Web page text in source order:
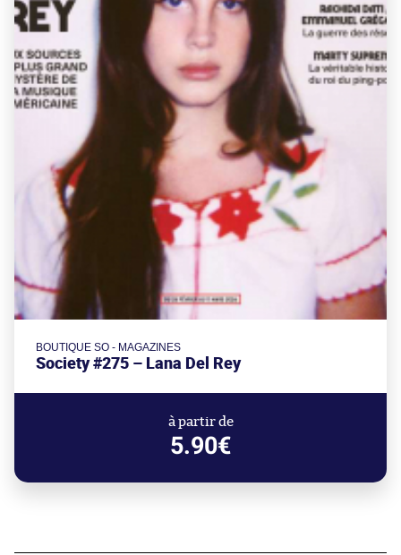
BOUTIQUE SO - MAGAZINES
Society #275 – Lana Del Rey
à partir de
5.90€